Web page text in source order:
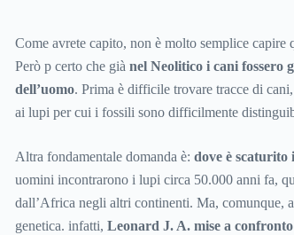
Come avrete capito, non è molto semplice capire
Però p certo che già nel Neolitico i cani fossero
dell’uomo. Prima è difficile trovare tracce di
ai lupi per cui i fossili sono difficilmente
Altra fondamentale domanda è: dove è scaturito
uomini incontrarono i lupi circa 50.000 anni fa,
dall’Africa negli altri continenti. Ma, comunque,
genetica. infatti, Leonard J. A. mise a